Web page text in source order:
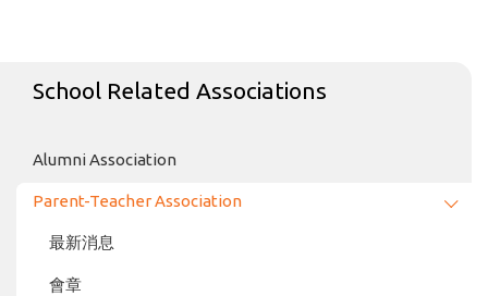
School Related Associations
Alumni Association
Parent-Teacher Association
最新消息
會章